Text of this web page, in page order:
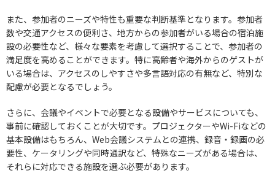
また、参加者のニーズや特性も重要な判断基準となります。参加者
数や交通アクセスの便利さ、地方からの参加者がいる場合の宿泊施
設の必要性など、様々な要素を考慮して選択することで、参加者の
満足度を高めることができます。特に高齢者や海外からのゲストが
いる場合は、アクセスのしやすさや多言語対応の有無など、特別な
配慮が必要となるでしょう。
さらに、会議やイベントで必要となる設備やサービスについても、
事前に確認しておくことが大切です。プロジェクターやWi-Fiなどの
基本設備はもちろん、Web会議システムとの連携、録音・録画の必
要性、ケータリングや同時通訳など、特殊なニーズがある場合は、
それらに対応できる施設を選ぶ必要があります。